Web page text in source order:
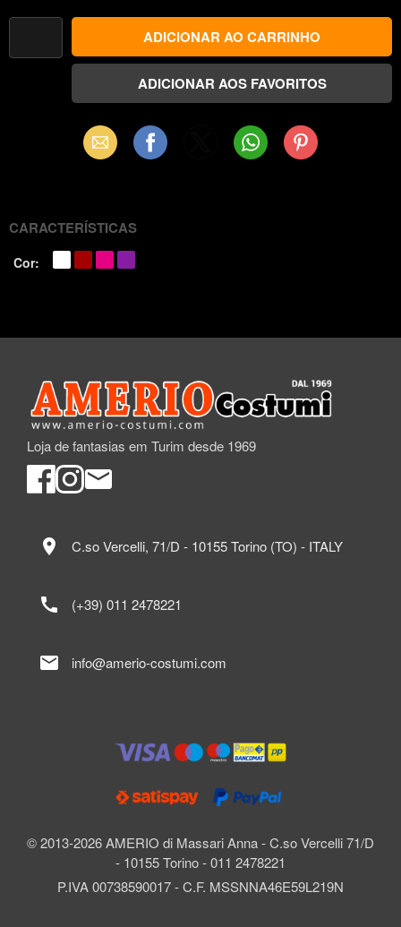
Email Facebook WhatsAppPinterest
CARACTERÍSTICAS
Cor:
Loja de fantasias em Turim desde 1969
© 2013-2026 AMERIO di Massari Anna - C.so Vercelli 71/D
- 10155 Torino - 011 2478221
P.IVA 00738590017 - C.F. MSSNNA46E59L219N
location_on C.so Vercelli, 71/D - 10155 Torino (TO) - ITALY
call (+39) 011 2478221
mail info@amerio-costumi.com